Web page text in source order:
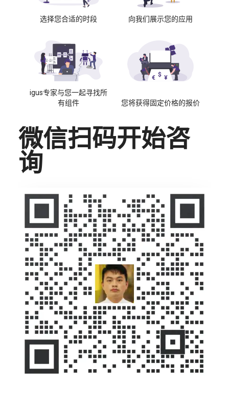
选择您合适的时段 向我们展示您的应用
igus专家与您一起寻找所
有组件
您将获得固定价格的报价
微信扫码开始咨
询